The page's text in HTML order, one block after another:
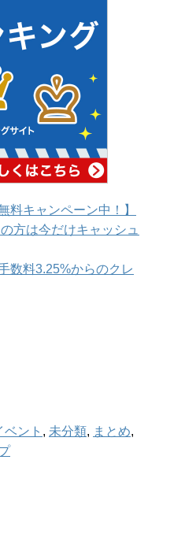
料キャンペーン中！】
方は今だけキャッシュ
数料3.25%からのクレ
ント , 未分類, まとめ,